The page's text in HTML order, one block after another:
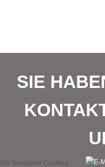
SIE
Wir benutzen Cookies